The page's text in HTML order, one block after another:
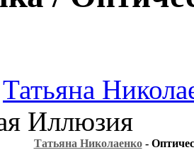
Татьяна
Иллюзия
Татьяна Николаенко-